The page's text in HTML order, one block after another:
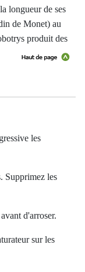
longueur de ses
de Monet) au
produit des
les
Supprimez les
d'arroser.
sur les